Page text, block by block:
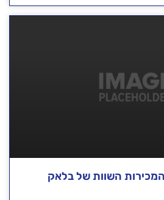
השוות של בלאק